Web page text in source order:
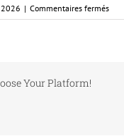
| Commentaires ferméssur
Your Platform!